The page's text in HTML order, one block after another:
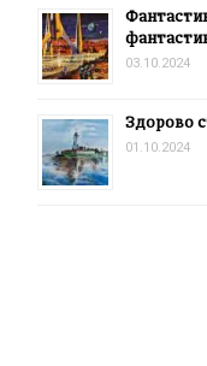
03.10.2024
Здорово
01.10.2024